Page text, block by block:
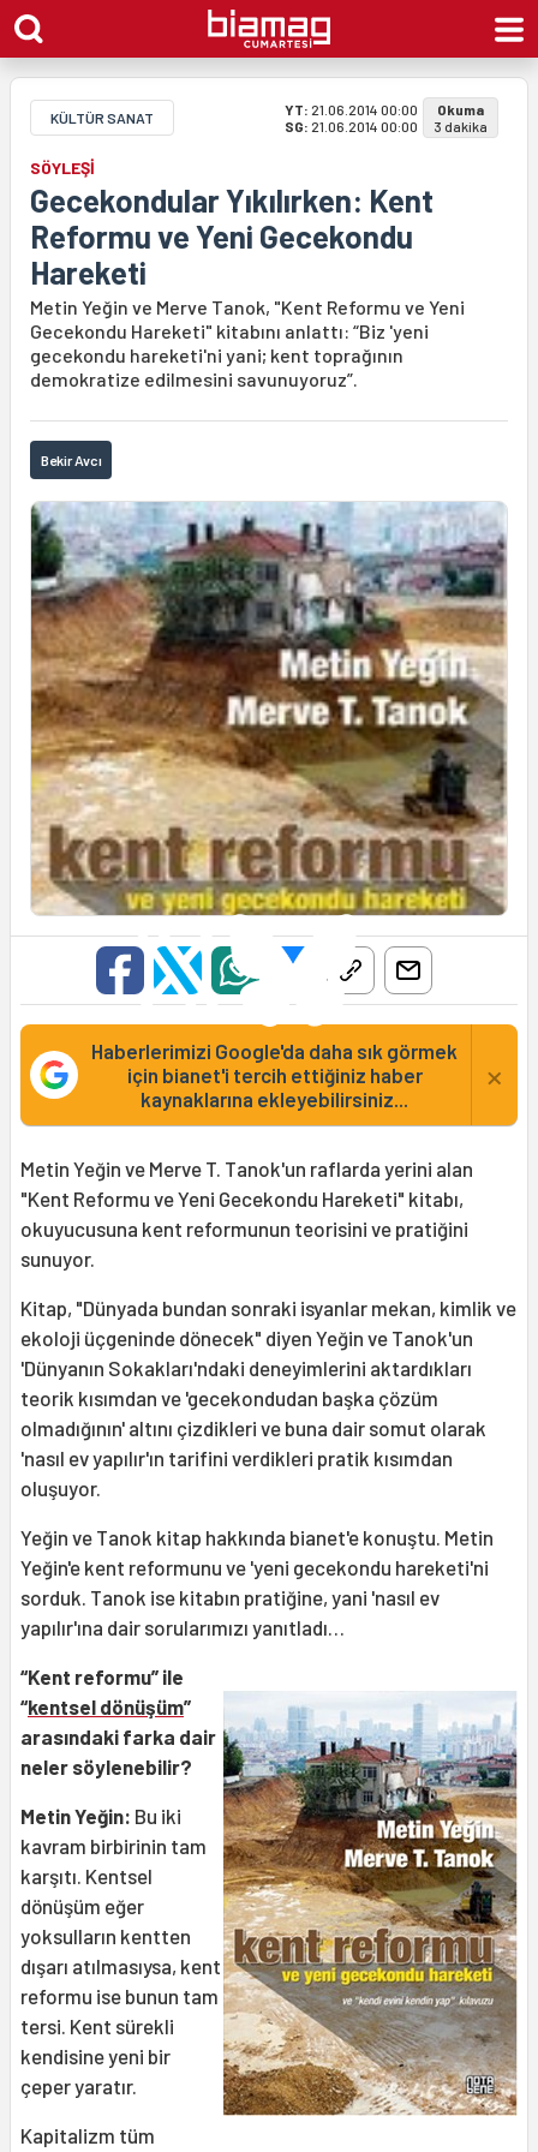
KÜLTÜR SANAT YT: 21.06.2014 00:00
SG: 21.06.2014 00:00
Okuma
3 dakika
SÖYLEŞİ
Gecekondular Yıkılırken: Kent
Reformu ve Yeni Gecekondu
Hareketi
Metin Yeğin ve Merve Tanok, "Kent Reformu ve Yeni
Gecekondu Hareketi" kitabını anlattı: “Biz 'yeni
gecekondu hareketi'ni yani; kent toprağının
demokratize edilmesini savunuyoruz”.
Bekir Avcı
Haberlerimizi Google'da daha sık görmek
için bianet'i tercih ettiğiniz haber
kaynaklarına ekleyebilirsiniz...
×
Metin Yeğin ve Merve T. Tanok'un raflarda yerini alan
"Kent Reformu ve Yeni Gecekondu Hareketi" kitabı,
okuyucusuna kent reformunun teorisini ve pratiğini
sunuyor.
Kitap, "Dünyada bundan sonraki isyanlar mekan, kimlik ve
ekoloji üçgeninde dönecek" diyen Yeğin ve Tanok'un
'Dünyanın Sokakları'ndaki deneyimlerini aktardıkları
teorik kısımdan ve 'gecekondudan başka çözüm
olmadığının' altını çizdikleri ve buna dair somut olarak
'nasıl ev yapılır'ın tarifini verdikleri pratik kısımdan
oluşuyor.
Yeğin ve Tanok kitap hakkında bianet'e konuştu. Metin
Yeğin'e kent reformunu ve 'yeni gecekondu hareketi'ni
sorduk. Tanok ise kitabın pratiğine, yani 'nasıl ev
yapılır'ına dair sorularımızı yanıtladı…
“Kent reformu” ile
“kentsel dönüşüm”
arasındaki farka dair
neler söylenebilir?
Metin Yeğin: Bu iki
kavram birbirinin tam
karşıtı. Kentsel
dönüşüm eğer
yoksulların kentten
dışarı atılmasıysa, kent
reformu ise bunun tam
tersi. Kent sürekli
kendisine yeni bir
çeper yaratır.
Kapitalizm tüm